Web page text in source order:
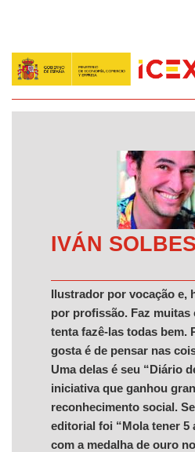
conteúdo
principal
IVÁN SOLBES
Ilustrador por vocação e,
por profissão. Faz muitas
tenta fazê-las todas bem.
gosta é de pensar nas
Uma delas é seu “Diário
iniciativa que ganhou
reconhecimento social.
editorial foi “Mola tener 5
com a medalha de ouro